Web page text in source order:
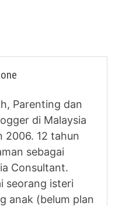
Parenting dan
di Malaysia
2006. 12 tahun
sebagai
Consultant.
seorang isteri
anak (belum plan